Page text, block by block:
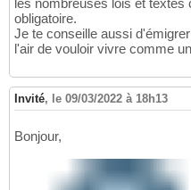
obligatoire.
Je te conseille aussi
l'air de vouloir vivre comme
Invité, le 09/03/2022 à 18h13
Bonjour,